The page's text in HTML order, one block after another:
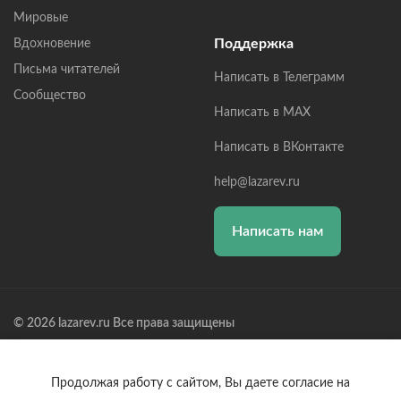
Мировые
Вдохновение
Письма читателей
Сообщество
Поддержка
Написать в Телеграмм
Написать в MAX
Написать в ВКонтакте
help@lazarev.ru
Написать нам
© 2026 lazarev.ru Все права защищены
Банк: ОАО "АЛЬФА-БАНК" БИК: 044525593, К/С:
Продолжая работу с сайтом, Вы даете согласие на